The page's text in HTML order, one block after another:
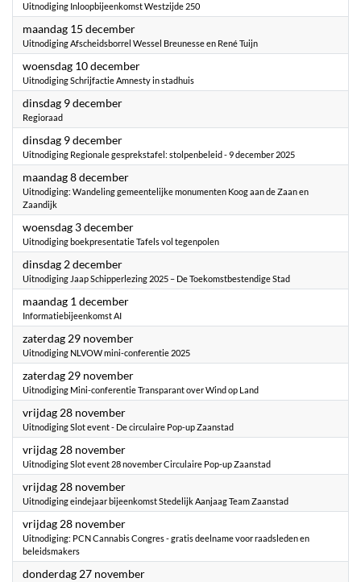
Uitnodiging Inloopbijeenkomst Westzijde 250
maandag 15 december2025
Uitnodiging Afscheidsborrel Wessel Breunesse en René Tuijn
woensdag 10 december2025
Uitnodiging Schrijfactie Amnesty in stadhuis
dinsdag 9 december2025
Regioraad
dinsdag 9 december2025
Uitnodiging Regionale gesprekstafel: stolpenbeleid - 9 december 2025
maandag 8 december2025
Uitnodiging: Wandeling gemeentelijke monumenten Koog aan de Zaan en
Zaandijk
woensdag 3 december2025
Uitnodiging boekpresentatie Tafels vol tegenpolen
dinsdag 2 december2025
Uitnodiging Jaap Schipperlezing 2025 – De Toekomstbestendige Stad
maandag 1 december2025
Informatiebijeenkomst AI
zaterdag 29 november2025
Uitnodiging NLVOW mini-conferentie 2025
zaterdag 29 november2025
Uitnodiging Mini-conferentie Transparant over Wind op Land
vrijdag 28 november2025
Uitnodiging Slot event - De circulaire Pop-up Zaanstad
vrijdag 28 november2025
Uitnodiging Slot event 28 november Circulaire Pop-up Zaanstad
vrijdag 28 november2025
Uitnodiging eindejaar bijeenkomst Stedelijk Aanjaag Team Zaanstad
vrijdag 28 november2025
Uitnodiging: PCN Cannabis Congres - gratis deelname voor raadsleden en
beleidsmakers
donderdag 27 november2025